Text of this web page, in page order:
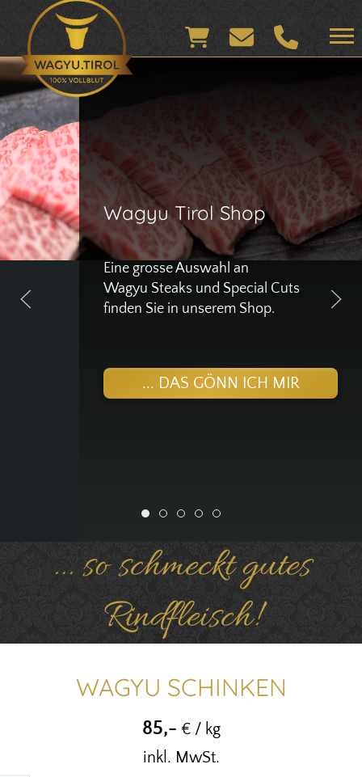
Wagyu Tirol Shop
Eine grosse Auswahl an
Wagyu Steaks und Special Cuts
finden Sie in unserem Shop.
... DAS GÖNN ICH MIR
... so schmeckt gutes
Rindfleisch!
WAGYU SCHINKEN
85,- € / kg
inkl. MwSt.